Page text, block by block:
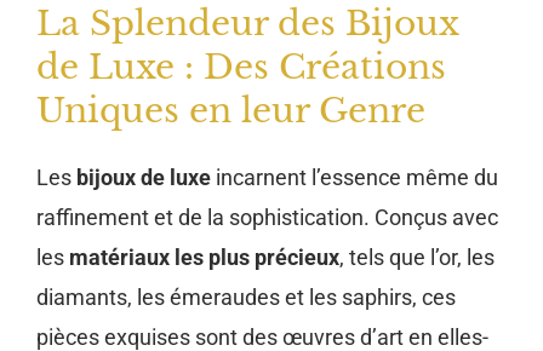
La Splendeur des Bijoux
de Luxe : Des Créations
Uniques en leur Genre
Les bijoux de luxe incarnent l’essence même du
raffinement et de la sophistication. Conçus avec
les matériaux les plus précieux, tels que l’or, les
diamants, les émeraudes et les saphirs, ces
pièces exquises sont des œuvres d’art en elles-